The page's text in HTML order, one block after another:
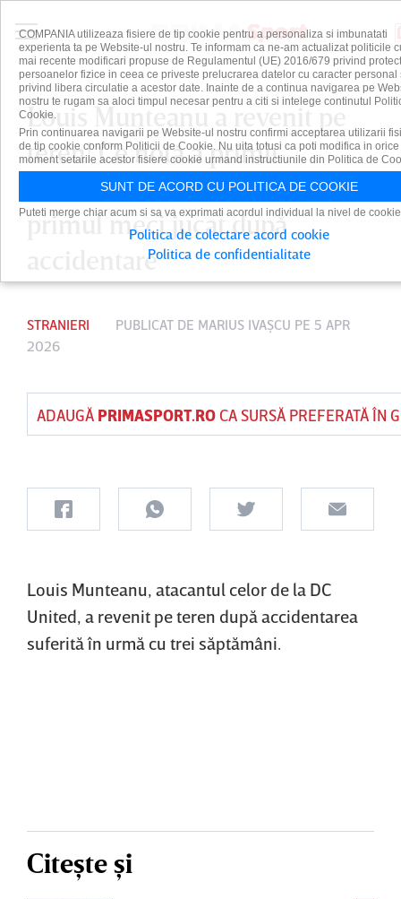
Louis Munteanu a revenit pe
teren! Ce notă a primit
atacantul lui DC United la
primul meci jucat după
accidentare
STRANIERI PUBLICAT DE MARIUS IVAŞCU PE 5 APR
2026
ADAUGĂ PRIMASPORT.ROCA SURSĂ PREFERATĂ ÎN
Louis Munteanu, atacantul celor de la DC
United, a revenit pe teren după accidentarea
suferită în urmă cu trei săptămâni.
Citește și
COMPANIA utilizeaza fisiere de tip cookie pentru a personaliza si imbunatati
experienta ta pe Website-ul nostru. Te informam ca ne-am actualizat politicile
mai recente modificari propuse de Regulamentul (UE) 2016/679 privind
persoanelor fizice in ceea ce priveste prelucrarea datelor cu caracter personal
privind libera circulatie a acestor date. Inainte de a continua navigarea pe
nostru te rugam sa aloci timpul necesar pentru a citi si intelege continutul
Cookie.
Prin continuarea navigarii pe Website-ul nostru confirmi acceptarea utilizarii
de tip cookie conform Politicii de Cookie. Nu uita totusi ca poti modifica in orice
moment setarile acestor fisiere cookie urmand instructiunile din Politica de
SUNT DE ACORD CU POLITICA DE COOKIE
Puteti merge chiar acum si sa va exprimati acordul individual la nivel de
Politica de colectare acord cookie
Politica de confidentialitate